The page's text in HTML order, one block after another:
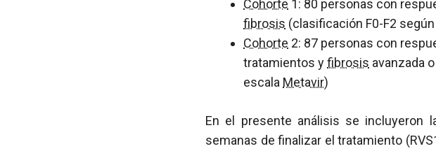
Cohorte 1: 80 personas con
fibrosis (clasificación F0-F2
Cohorte 2: 87 personas con
tratamientos yfibrosis avanzada o
escala Metavir)
En el presente análisis se incluyeron
semanas de finalizar el tratamiento